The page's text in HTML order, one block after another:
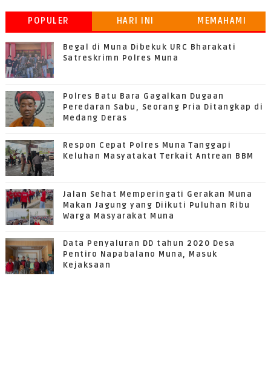
POPULER HARI INI
MEMAHAMI
Begal di Muna Dibekuk URC Bharakati
Satreskrimn Polres Muna
Polres Batu Bara Gagalkan Dugaan
Peredaran Sabu, Seorang Pria Ditangkap di
Medang Deras
Respon Cepat Polres Muna Tanggapi
Keluhan Masyatakat Terkait Antrean BBM
Jalan Sehat Memperingati Gerakan Muna
Makan Jagung yang Diikuti Puluhan Ribu
Warga Masyarakat Muna
Data Penyaluran DD tahun 2020 Desa
Pentiro Napabalano Muna, Masuk
Kejaksaan